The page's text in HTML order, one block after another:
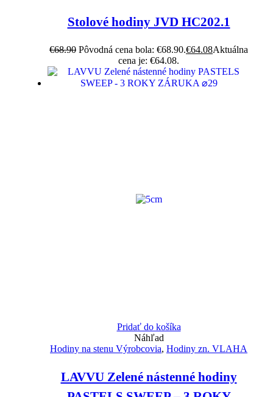
Stolové hodiny JVD HC202.1
€68.90 Pôvodná cena bola: €68.90.€64.08Aktuálna
cena je: €64.08.
Pridať do košíka
Náhľad
Hodiny na stenu Výrobcovia, Hodiny zn. VLAHA
LAVVU Zelené nástenné hodiny